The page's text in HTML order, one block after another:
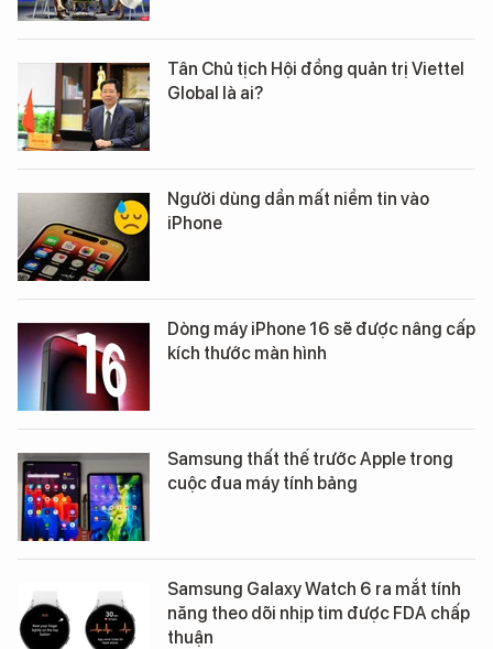
Tân Chủ tịch Hội đồng quản trị Viettel
Global là ai?
Người dùng dần mất niềm tin vào
iPhone
Dòng máy iPhone 16 sẽ được nâng cấp
kích thước màn hình
Samsung thất thế trước Apple trong
cuộc đua máy tính bảng
Samsung Galaxy Watch 6 ra mắt tính
năng theo dõi nhịp tim được FDA chấp
thuận